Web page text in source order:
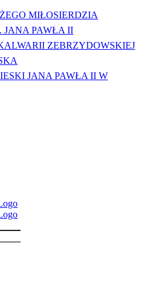
MIŁOSIERDZIA
JANA PAWŁA II
ZEBRZYDOWSKIEJ
JANA PAWŁA II W